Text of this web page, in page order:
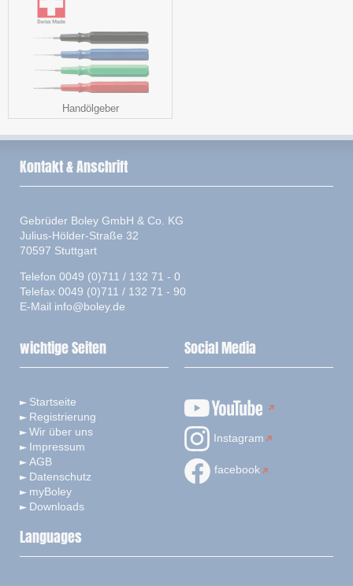
Handölgeber
Kontakt & Anschrift
Gebrüder Boley GmbH & Co. KG
Julius-Hölder-Straße 32
70597 Stuttgart
Telefon 0049 (0)711 / 132 71 - 0
Telefax 0049 (0)711 / 132 71 - 90
E-Mail info@boley.de
wichtige Seiten
Startseite
Registrierung
Wir über uns
Impressum
AGB
Datenschutz
myBoley
Downloads
Social Media
Instagram
facebook
Languages